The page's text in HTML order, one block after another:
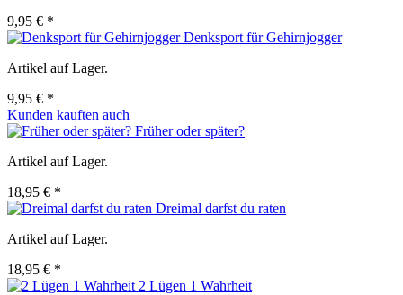
9,95 € *
Denksport für Gehirnjogger
Artikel auf Lager.
9,95 € *
Kunden kauften auch
Früher oder später?
Artikel auf Lager.
18,95 € *
Dreimal darfst du raten
Artikel auf Lager.
18,95 € *
2 Lügen 1 Wahrheit